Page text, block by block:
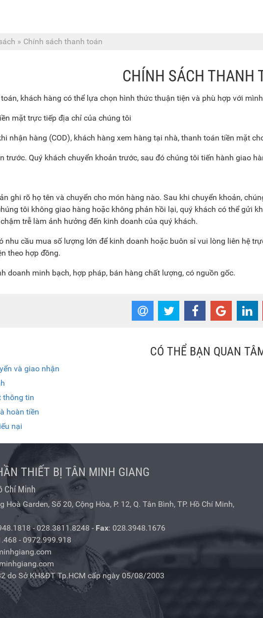
» Chính sách thanh toán
CHÍNH SÁCH THANH
khách hàng có thể lựa chọn hình thức thuận tiện và phù hợp với
mặt trực tiếp địa chỉ của chúng tôi
nhận hàng (COD), khách hàng xem hàng tại nhà, thanh toán tiền mặt
trước. Quý khách chuyển khoản trước, sau đó chúng tôi tiến hành giao
ghi rõ họ tên và chuyển cho món hàng nào. Sau khi chuyển khoản,
tôi không giao hàng hoặc không phản hồi lại, quý khách có thể gửi
trễ làm ảnh hưởng đến kinh doanh của quý khách.
nhu cầu mua số lượng lớn để kinh doanh hoặc buôn sỉ vui lòng liên hệ
theo hợp đồng.
doanh minh bạch, hợp pháp, bán hàng chất lượng, có nguồn gốc.
CÓ THỂ BẠN QUAN
và giao nhận
thông tin
hoàn tiền
nại
THIẾT BỊ TÂN MINH GIANG
Chí Minh
Hoà Garden, Số 20, Cộng Hòa, P. 12, Q. Tân Bình, TP. Hồ Chí Minh,
- 028.3811.8248 - Fax: 028.3948.1676
- 0972.999.918
do Sở KH&ĐT Tp.HCM cấp ngày 05/08/2003